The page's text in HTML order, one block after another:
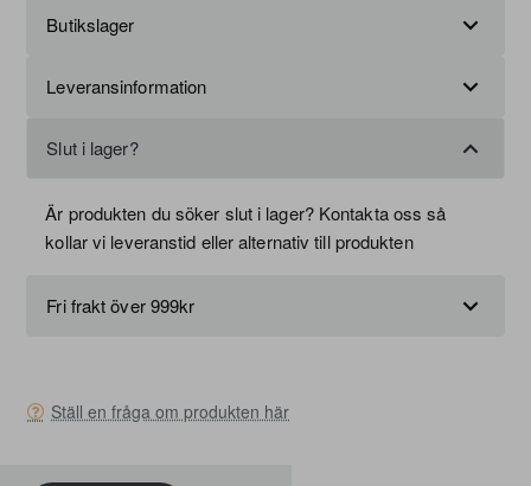
Butikslager
Leveransinformation
Slut i lager?
Är produkten du söker slut i lager? Kontakta oss så
kollar vi leveranstid eller alternativ till produkten
Fri frakt över 999kr
Ställ en fråga om produkten här